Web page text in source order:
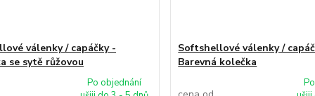
válenky / capáčky -
se sytě růžovou
Po objednání
Softshellové válenky /
Barevná kolečka